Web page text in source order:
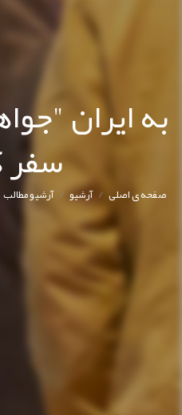
به ایران
سفر
صفحه ی اصلی/ آرشیو/آرشیو مطالب/